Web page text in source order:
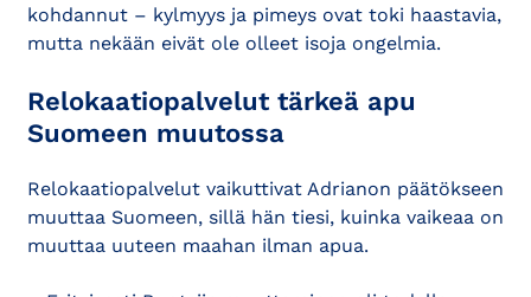
kohdannut – kylmyys ja pimeys ovat toki haastavia,
mutta nekään eivät ole olleet isoja ongelmia.
Relokaatiopalvelut tärkeä apu
Suomeen muutossa
Relokaatiopalvelut vaikuttivat Adrianon päätökseen
muuttaa Suomeen, sillä hän tiesi, kuinka vaikeaa on
muuttaa uuteen maahan ilman apua.